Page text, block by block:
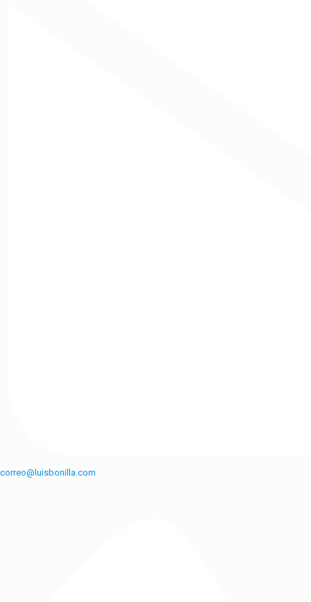
correo@luisbonilla.com